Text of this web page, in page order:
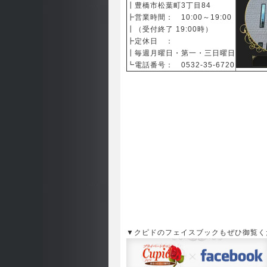
豊橋市松葉町3丁目84
┣営業時間： 10:00～19:00
┃（受付終了 19:00時）
┣定休日 ：
┃毎週月曜日・第一・三日曜日
┗電話番号： 0532-35-6720
▼クピドのフェイスブックもぜひ御覧